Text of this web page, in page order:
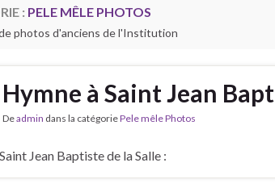
: PELE MÊLE PHOTOS
photos d'anciens de l'Institution
Hymne à Saint Jean
Deadmin dans la catégoriePele mêle Photos
Jean Baptiste de la Salle :